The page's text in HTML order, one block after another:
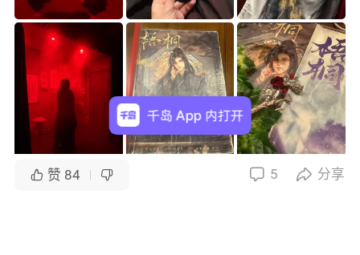
上海
 赞 84   5  分享
千岛 App 内打开